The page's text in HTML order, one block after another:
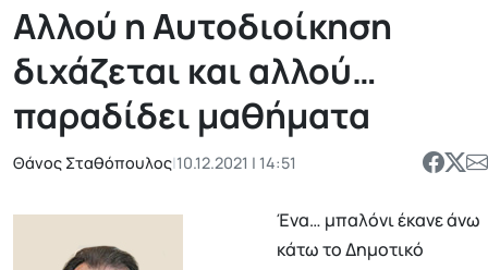
Αλλού η Αυτοδιοίκηση
διχάζεται και αλλού…
παραδίδει μαθήματα
Θάνος Σταθόπουλος|10.12.2021 | 14:51
Ένα… μπαλόνι έκανε άνω
κάτω το Δημοτικό